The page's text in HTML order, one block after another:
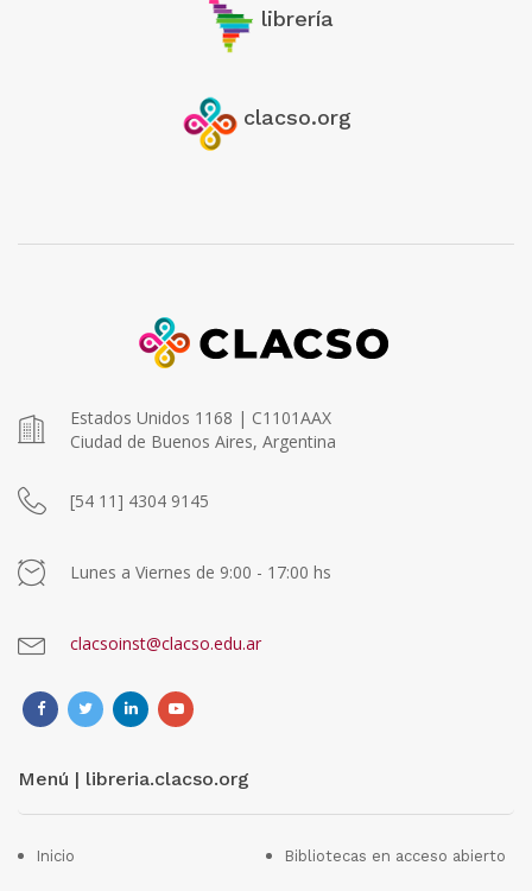
librería
clacso.org
Estados Unidos 1168 | C1101AAX
Ciudad de Buenos Aires, Argentina
[54 11] 4304 9145
Lunes a Viernes de 9:00 - 17:00 hs
clacsoinst@clacso.edu.ar
Menú | libreria.clacso.org
Inicio Bibliotecas en acceso abierto